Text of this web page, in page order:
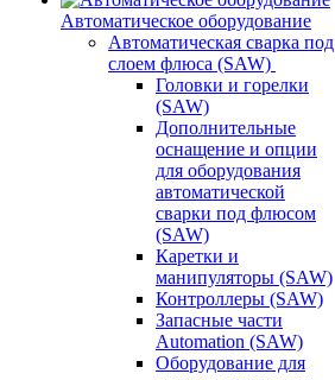
Автоматическое оборудование
Автоматическая сварка под
слоем флюса (SAW)
Головки и горелки
(SAW)
Дополнительные
оснащение и опции
для оборудования
автоматической
сварки под флюсом
(SAW)
Каретки и
манипуляторы (SAW)
Контроллеры (SAW)
Запасные части
Automation (SAW)
Оборудование для